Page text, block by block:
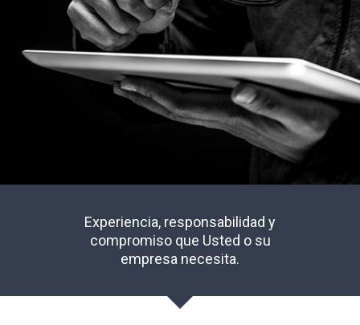
Experiencia, responsabilidad y
compromiso que Usted o su
empresa necesita.